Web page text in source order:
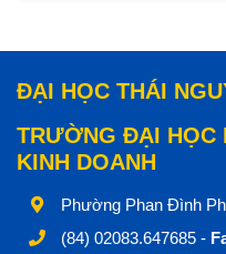
ĐẠI HỌC THÁI
TRƯỜNG ĐẠI HỌC
KINH DOANH
Phường Phan Đình
(84) 02083.647685 -